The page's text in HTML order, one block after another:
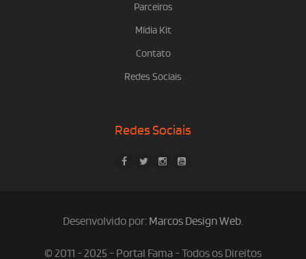
Parceiros
Mídia Kit
Contato
Redes Sociais
Redes Sociais
Desenvolvido por: Marcos Design Web.
© 2011 - 2025 - Portal Fama - Todos os Direitos